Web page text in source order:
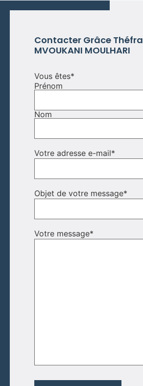
Contacter Grâce Théfra
MVOUKANI MOULHARI
Vous êtes*
Prénom
Nom
Votre adresse e-mail*
Objet de votre message*
Votre message*